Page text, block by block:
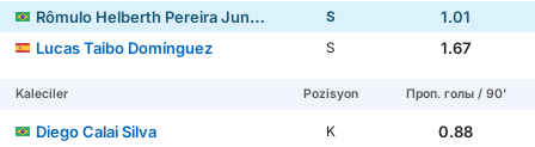
Rômulo Helberth Pereira Junior
S
1.01
Lucas Taibo Domínguez
S 1.67
Kaleciler Pozisyon Проп. голы / 90'
Diego Calai Silva K
0.88